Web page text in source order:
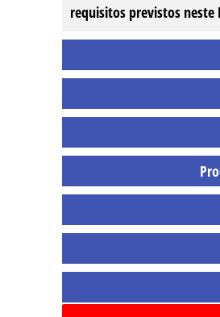
requisitos previstos neste